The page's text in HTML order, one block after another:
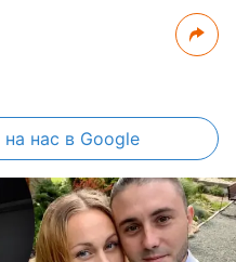
на нас в Google